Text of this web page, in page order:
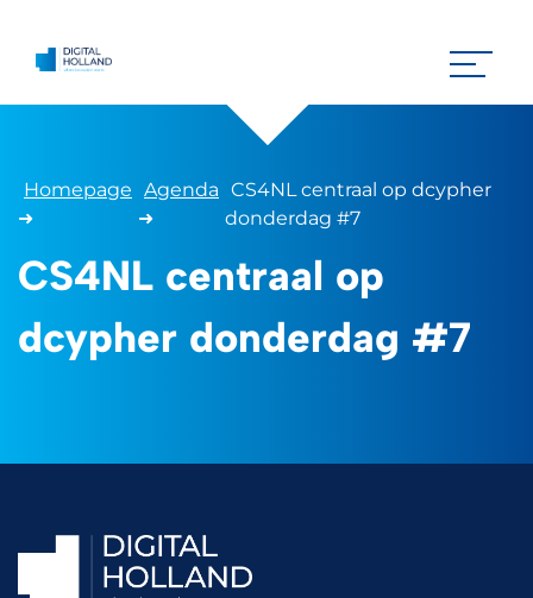
Homepage
➜
Agenda
➜
CS4NL centraal op dcypher
donderdag #7
CS4NL centraal op
dcypher donderdag #7